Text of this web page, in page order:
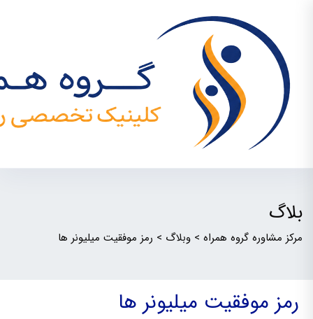
بلاگ
مرکز مشاوره گروه همراه > وبلاگ > رمز موفقیت میلیونر ها
رمز موفقیت میلیونر ها